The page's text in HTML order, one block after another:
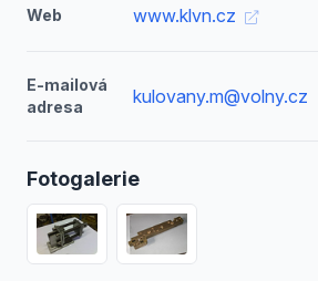
Web www.klvn.cz
E-mailová
adresa
kulovany.m@volny.cz
Fotogalerie